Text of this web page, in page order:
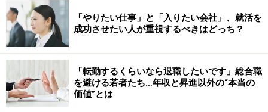
と」を言葉にしなければ、ネットで探しようが無いし、
人に相談もできない。よって、発想を拡げつつ、それを
言葉にする作業を行いたい。
まず、ノートに、以下のような9つのマス（マンダラー
ト）を書き、中心に「卒業後やってみたいこと」と書こ
う。
「やりたい仕事」と「入りたい会社」、就活を
成功させたい人が重視するべきはどっち？
「転勤するくらいなら退職したいです」総合職
を避ける若者たち…年収と昇進以外の“本当の
価値”とは